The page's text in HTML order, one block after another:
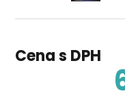
Cena s DPH